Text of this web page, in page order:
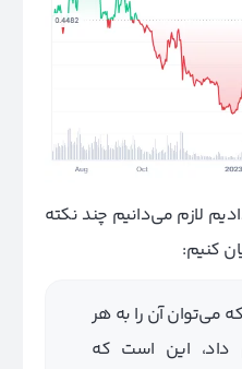
لازم می‌دانیم چند نکته
کنیم:
می‌توان آن را به هر
داد، این است که